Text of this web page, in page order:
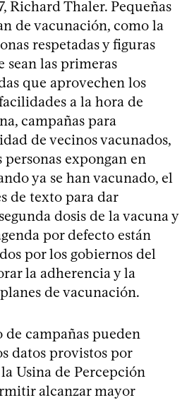
Richard Thaler. Pequeñas
de vacunación, como la
respetadas y figuras
sean las primeras
que aprovechen los
a la hora de
campañas para
de vecinos vacunados,
expongan en
ya se han vacunado, el
de texto para dar
dosis de la vacuna y
por defecto están
por los gobiernos del
la adherencia y la
de vacunación.
de campañas pueden
datos provistos por
Usina de Percepción
alcanzar mayor